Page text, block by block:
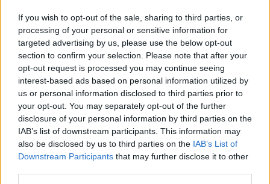
If you wish to opt-out of the sale, sharing to third parties, or
processing of your personal or sensitive information for
targeted advertising by us, please use the below opt-out
section to confirm your selection. Please note that after your
opt-out request is processed you may continue seeing
interest-based ads based on personal information utilized by
us or personal information disclosed to third parties prior to
your opt-out. You may separately opt-out of the further
disclosure of your personal information by third parties on the
IAB’s list of downstream participants. This information may
also be disclosed by us to third parties on the IAB’s List of
Downstream Participants that may further disclose it to other
nehezebb dolguk.
Player
loading.
This
is
a
modal
window.
The media could not be loaded, either because
the server or network failed or because the format
is not supported.